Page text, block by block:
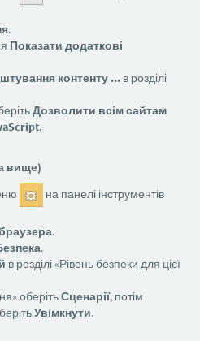
.
Показати додаткові
контенту ... в розділі
Дозволити всім сайтам
.
вище)
на панелі інструментів
.
.
в розділі «Рівень безпеки для цієї
оберітьСценарії, потім
Увімкнути.